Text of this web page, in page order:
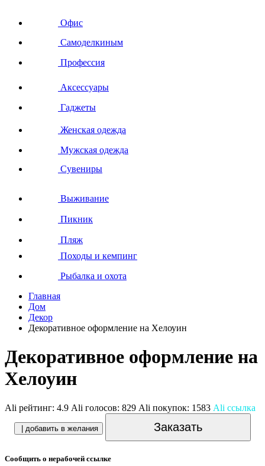
Офис
Самоделкиным
Профессия
Аксессуары
Гаджеты
Женская одежда
Мужская одежда
Сувениры
Выживание
Пикник
Пляж
Походы и кемпинг
Рыбалка и охота
Главная
Дом
Декор
Декоративное оформление на Хелоуин
Декоративное оформление на
Хелоуин
Ali рейтинг: 4.9 Ali голосов: 829 Ali покупок: 1583 Ali ссылка
| добавить в желания Заказать
Сообщить о нерабочей ссылке